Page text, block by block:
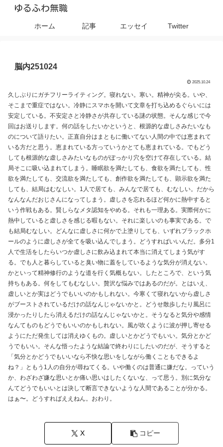
ゆるふわ無職
ホーム 記事 エッセイ Twitter
脳内251024
2025.10.24
久しぶりにガチフリーライティング。寝れない。寒い。精神が尖る。いや、
そこまで重症ではない。冷静にスマホを開いて文章を打ち込めるぐらいには
安定している。不安定さと冷静さが共存している謎の状態。そんな感じで今
回はお送りします。何の話をしたいかというと、根源的な虚しさみたいなも
のについて語りたい。正直自分はまともに働いてない人間の中では恵まれて
いる方だと思う。恵まれている方っていうかとても恵まれている。でもどう
しても根源的な虚しさみたいなものがぽっかり穴を空けて存在している。結
局そこに吸い込まれてしまう。睡眠欲を満たしても、食欲を満たしても、性
欲を満たしても、交流欲を満たしても、創作欲を満たしても、顕示欲を満た
しても、結局はむなしい。1人で居ても、みんなで居ても、むなしい。だから
なんなんだおじさんになってしまう。虚しさを忘れるほど何かに熱中すると
いう作戦もある。賢しらなメタ認知をやめる。それも一理ある。実際何かに
熱中していると虚しさを感じる暇もない。それに楽しいのも事実である。で
も結局むなしい。どんなに虚しさに何かで上塗りしても、いずれブラックホ
ールのように虚しさが全てを吸い込んでしまう。どうすればいいんだ。多分1
人で生活をしたらいつか虚しさに飲み込まれて本当に消えてしまう気がす
る。でも人と暮らしていると臭い物に蓋をしているような気分が消えない。
かといって精神修行のような道を行く気概もない。したところで、という気
持ちもある。何をしてもむなしい。贅沢な悩みではあるのだが。とはいえ、
虚しいとか実はどうでもいいのかもしれない。今寒くて寝れないから虚しさ
がブーストされているだけの話なんじゃないかと。どうせ散歩したり風呂に
浸かったりしたら消えるだけの話なんじゃないかと。そうなると気分や感情
なんてものもどうでもいいのかもしれない。風が吹くように波が押し寄せる
ようにただ発生しては消えゆくもの。虚しいとかどうでもいい。気分とかど
うでもいい。そんな悟ったような結論で終わりにしたいのだが、そうすると
「気分とかどうでもいいなら不快な思いをしながら働くこともできるよ
ね？」ともう1人の自分が尋ねてくる。いや働くのは普通に嫌だな。っていう
か、わざわざ嫌な思いとか痛い思いはしたくないな、って思う。別に気分な
んてどうでもいいとは決して断言できないような人間であることが分かる。
はぁ〜。どうすればええねん。おわり。
X コピー